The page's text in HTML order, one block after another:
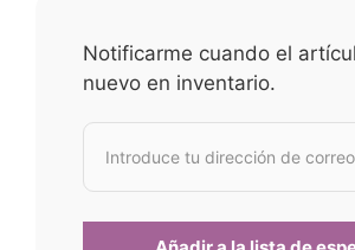
Notificarme cuando el
nuevo en inventario.